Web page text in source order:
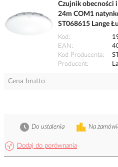
Czujnik obecności
24m COM1
ST068615 Lange
Kod
EAN
Kod Producenta
Producent
Cena brutto
Dodaj do porównania
Na
Do ustalenia